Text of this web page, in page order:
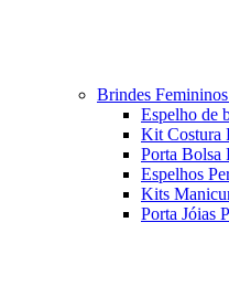
Brindes
Espelho de
Kit Costura
Porta Bolsa
Espelhos
Kits
Porta Jóias